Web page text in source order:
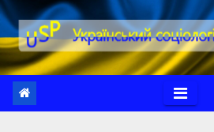
Перейти
до
вмісту